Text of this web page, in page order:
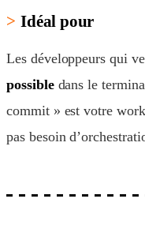
Idéal pour
Les développeurs qui
possibledans le
commit » est votre
pas besoin